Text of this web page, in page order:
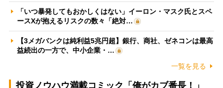
「いつ暴発してもおかしくはない」イーロン・マスク氏とスペ
ースXが抱えるリスクの数々「絶対…
【3メガバンクは純利益5兆円超】銀行、商社、ゼネコンは最高
益続出の一方で、中小企業・…
一覧を見る
投資ノウハウ満載コミック「俺がカブ番長！」